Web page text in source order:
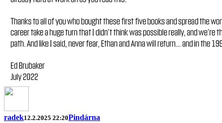
radek12.2.2025 22:20Pindárna